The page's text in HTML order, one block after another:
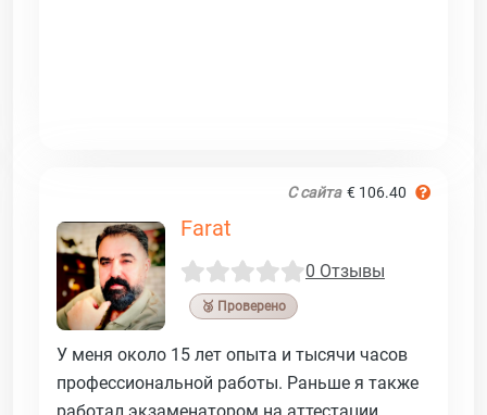
С сайта € 106.40
Farat
0 Отзывы
🥉 Проверено
У меня около 15 лет опыта и тысячи часов
профессиональной работы. Раньше я также